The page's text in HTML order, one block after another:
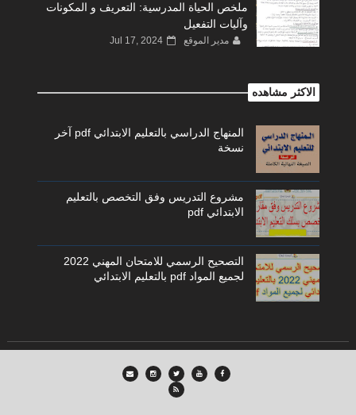
ملخص الحياة المدرسية: التعريف و المكونات
وآليات التفعيل
مدير الموقع Jul 17, 2024
الاكثر مشاهده
المنهاج الدراسي بالتعليم الابتدائي pdf آخر
نسخة
مشروع التدريس وفق التخصص بالتعليم
الابتدائي pdf
التصحيح الرسمي للامتحان المهني 2022
لجميع المواد pdf بالتعليم الابتدائي